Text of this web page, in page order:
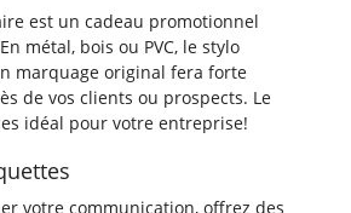
est un cadeau promotionnel
métal, bois ou PVC, le stylo
marquage original fera forte
de vos clients ou prospects. Le
idéal pour votre entreprise!
votre communication, offrez des